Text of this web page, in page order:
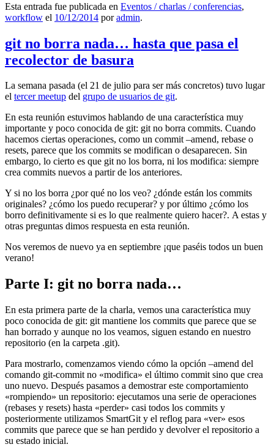
Esta entrada fue publicada en Eventos / charlas / conferencias,
workflow el 10/12/2014 poradmin.
git no borra nada… hasta que pasa el
recolector de basura
La semana pasada (el 21 de julio para ser más concretos) tuvo lugar
el tercer meetup del grupo de usuarios de git.
En esta reunión estuvimos hablando de una característica muy
importante y poco conocida de git: git no borra commits. Cuando
hacemos ciertas operaciones, como un commit –amend, rebase o
resets, parece que los commits se modifican o desaparecen. Sin
embargo, lo cierto es que git no los borra, ni los modifica: siempre
crea commits nuevos a partir de los anteriores.
Y si no los borra ¿por qué no los veo? ¿dónde están los commits
originales? ¿cómo los puedo recuperar? y por último ¿cómo los
borro definitivamente si es lo que realmente quiero hacer?. A estas y
otras preguntas dimos respuesta en esta reunión.
Nos veremos de nuevo ya en septiembre ¡que paséis todos un buen
verano!
Parte I: git no borra nada…
En esta primera parte de la charla, vemos una característica muy
poco conocida de git: git mantiene los commits que parece que se
han borrado y aunque no los veamos, siguen estando en nuestro
repositorio (en la carpeta .git).
Para mostrarlo, comenzamos viendo cómo la opción –amend del
comando git-commit no «modifica» el último commit sino que crea
uno nuevo. Después pasamos a demostrar este comportamiento
«rompiendo» un repositorio: ejecutamos una serie de operaciones
(rebases y resets) hasta «perder» casi todos los commits y
posteriormente utilizamos SmartGit y el reflog para «ver» esos
commits que parece que se han perdido y devolver el repositorio a
su estado inicial.